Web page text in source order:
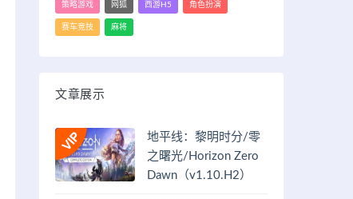
策略游戏 网狐 西游H5 角色扮演
赛车竞技 麻将
文章展示
地平线：黎明时分/零
之曙光/Horizon Zero
Dawn（v1.10.H2）